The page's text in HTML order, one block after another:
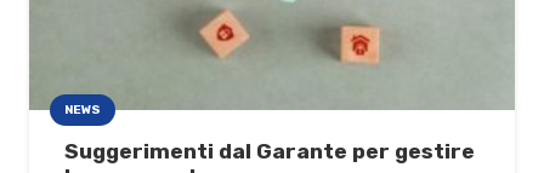
NEWS
Suggerimenti dal Garante per gestire